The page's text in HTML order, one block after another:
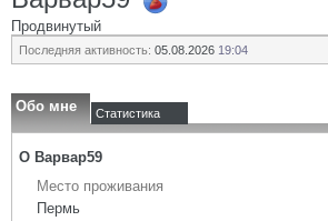
Продвинутый
Последняя активность: 05.08.2026 19:04
Обо мне Статистика
О Варвар59
Место проживания
Пермь